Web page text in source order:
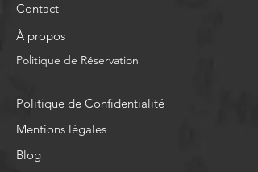
Contact
À propos
Politique de Réservation
Politique de Confidentialité
Mentions légales
Blog